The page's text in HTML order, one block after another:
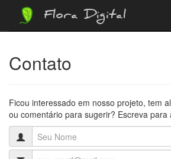
Flora Digital
Contato
Ficou interessado em nosso projeto, tem
ou comentário para sugerir? Escreva para